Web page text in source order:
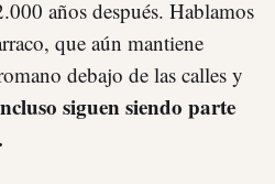
años después. Hablamos
que aún mantiene
debajo de las calles y
siguen siendo parte